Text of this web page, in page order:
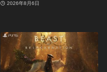
2026年8月6日